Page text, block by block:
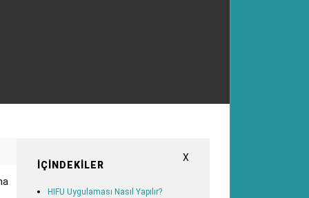
X
İÇINDEKILER
HIFU Uygulaması Nasıl Yapılır?